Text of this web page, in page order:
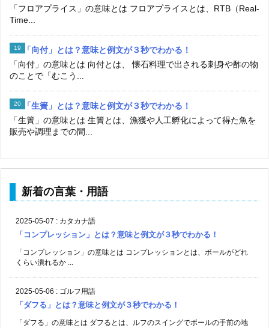
「フロアプライス」の意味とは フロアプライスとは、RTB（Real-
Time...
「向付」とは？意味と例文が３秒でわかる！
「向付」の意味とは 向付とは、 懐石料理で出される刺身や酢の物
のことで「むこう...
「生簀」とは？意味と例文が３秒でわかる！
「生簀」の意味とは 生簀とは、漁獲や人工孵化によって得た魚を
販売や調理までの間...
新着の言葉・用語
2025-05-07 : カタカナ語
「コンプレッション」とは？意味と例文が３秒でわかる！
「コンプレッション」の意味とは コンプレッションとは、ボールがどれ
くらい潰れるか ...
2025-05-06 : ゴルフ用語
「ダフる」とは？意味と例文が３秒でわかる！
「ダフる」の意味とは ダフるとは、ルフのスイングでボールの手前の地